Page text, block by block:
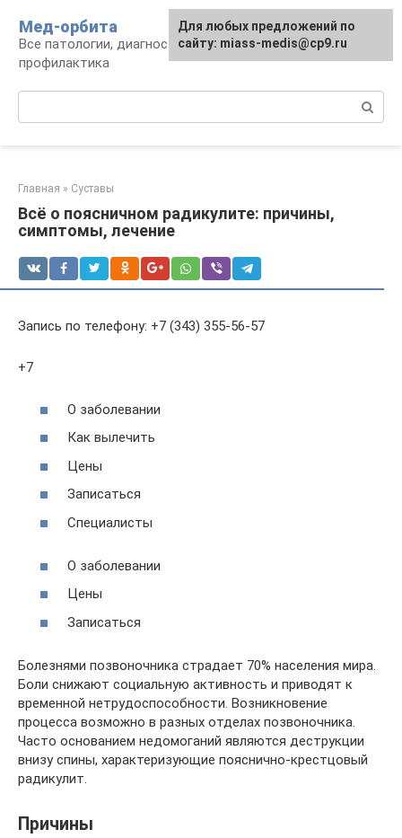
контенту
Мед-орбита
Все патологии, диагностика, лечение,
профилактика
Главная » Суставы
Всё о поясничном радикулите: причины,
симптомы, лечение
Запись по телефону: +7 (343) 355-56-57
+7
О заболевании
Как вылечить
Цены
Записаться
Специалисты
О заболевании
Цены
Записаться
Болезнями позвоночника страдает 70% населения мира.
Боли снижают социальную активность и приводят к
временной нетрудоспособности. Возникновение
процесса возможно в разных отделах позвоночника.
Часто основанием недомоганий являются деструкции
внизу спины, характеризующие пояснично-крестцовый
радикулит.
Причины
Для любых предложений по
сайту: miass-medis@cp9.ru